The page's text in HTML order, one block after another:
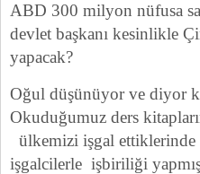
ABD 300 milyon nüfusa
devlet başkanı kesinlikle
yapacak?
Oğul düşünüyor ve diyor
Okuduğumuz ders
ülkemizi işgal
işgalcilerle işbiriliği